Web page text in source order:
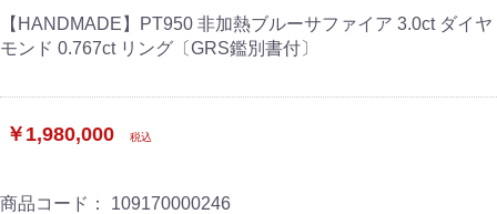
【HANDMADE】PT950 非加熱ブルーサファイア 3.0ct ダイヤ
モンド 0.767ct リング〔GRS鑑別書付〕
￥1,980,000 税込
商品コード： 109170000246